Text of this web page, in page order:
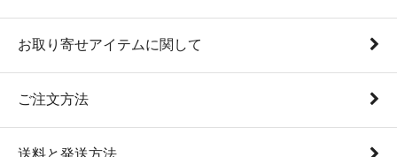
お取り寄せアイテムに関して
ご注文方法
送料と発送方法